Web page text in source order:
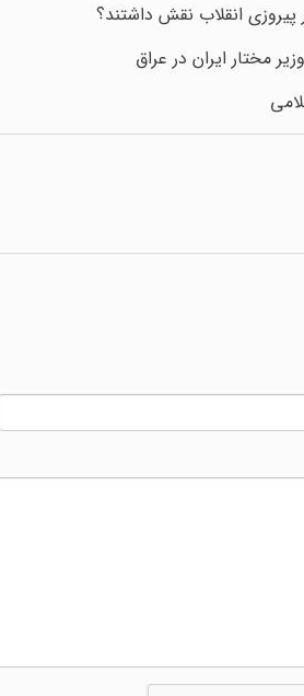
انقلاب نقش داشتند؟
مختار ایران در عراق